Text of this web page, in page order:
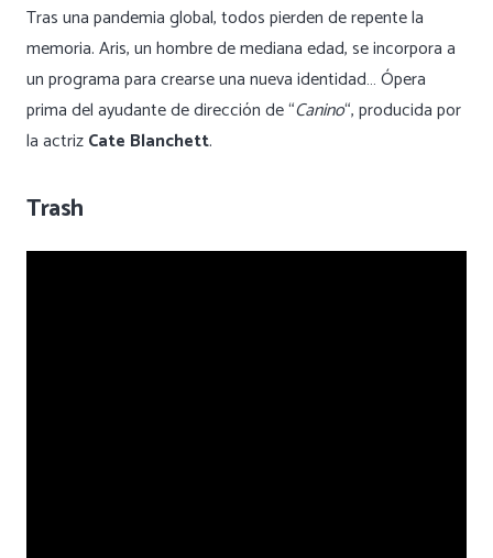
Tras una pandemia global, todos pierden de repente la
memoria. Aris, un hombre de mediana edad, se incorpora a
un programa para crearse una nueva identidad… Ópera
prima del ayudante de dirección de “Canino“, producida por
la actrizCate Blanchett.
Trash